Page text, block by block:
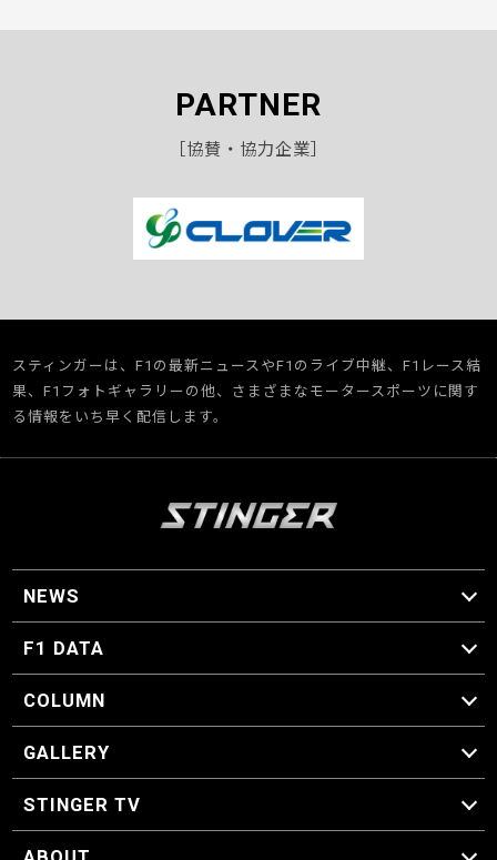
PARTNER
［協賛・協力企業］
スティンガーは、F1の最新ニュースやF1のライブ中継、F1レース結
果、F1フォトギャラリーの他、さまざまなモータースポーツに関す
る情報をいち早く配信します。
NEWS
F1 ニュース
F1 DATA
F1 日程
F1 データ
COLUMN
マイ・ワンダフル・サーキット
スクーデリア・一方通行
F1に燃え、ゴルフに泣く日々。
スティングくんの部屋
GALLERY
GALLERY
STINGER TV
STINGER TV